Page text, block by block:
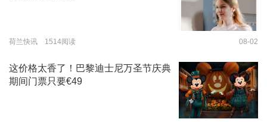
荷兰快讯 1514阅读 08-02
这价格太香了！巴黎迪士尼万圣节庆典
期间门票只要€49